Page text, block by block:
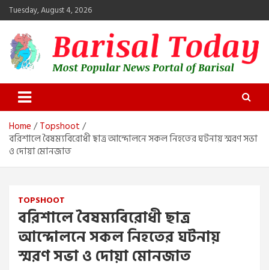
Skip
to
content
Tuesday, August 4, 2026
Barisal Today
The Most Popular News Portal in Barisal
Home
Topshoot
বরিশালে বৈষম্যবিরোধী ছাত্র আন্দোলনে সকল নিহতের ঘটনায় স্মরণ সভা
ও দোয়া মোনজাত
TOPSHOOT
বরিশালে বৈষম্যবিরোধী ছাত্র
আন্দোলনে সকল নিহতের ঘটনায়
স্মরণ সভা ও দোয়া মোনজাত